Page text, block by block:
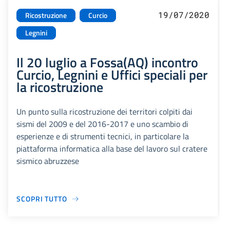
Ricostruzione
Curcio
Legnini
19/07/2020
Il 20 luglio a Fossa(AQ) incontro
Curcio, Legnini e Uffici speciali per
la ricostruzione
Un punto sulla ricostruzione dei territori colpiti dai
sismi del 2009 e del 2016-2017 e uno scambio di
esperienze e di strumenti tecnici, in particolare la
piattaforma informatica alla base del lavoro sul cratere
sismico abruzzese
SCOPRI TUTTO